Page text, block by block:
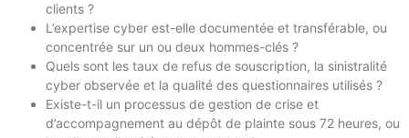
clients ?
L’expertise cyber est-elle documentée et transférable, ou
concentrée sur un ou deux hommes-clés ?
Quels sont les taux de refus de souscription, la sinistralité
cyber observée et la qualité des questionnaires utilisés ?
Existe-t-il un processus de gestion de crise et
d’accompagnement au dépôt de plainte sous 72 heures, ou